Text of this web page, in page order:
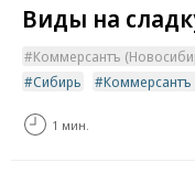
Виды на
Коммерсантъ
Сибирь
Коммерсантъ
1 мин.